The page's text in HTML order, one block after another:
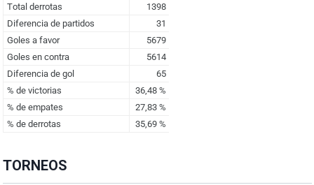
TORNEOS